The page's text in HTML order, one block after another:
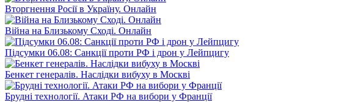
Вторгнення Росії в Україну. Онлайн
Війна на Близькому Сході. Онлайн
Підсумки 06.08: Санкції проти РФ і дрон у Лейпцигу
Бенкет генералів. Наслідки вибуху в Москві
Брудні технології. Атаки РФ на вибори у Франції